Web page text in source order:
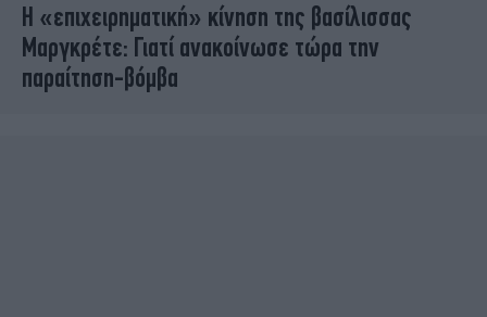
Η «επιχειρηματική» κίνηση της βασίλισσας
Μαργκρέτε: Γιατί ανακοίνωσε τώρα την
παραίτηση-βόμβα